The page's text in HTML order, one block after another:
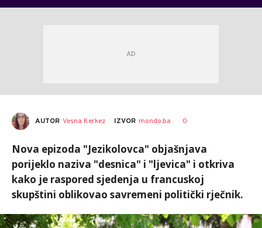
AUTOR Vesna Kerkez IZVOR mondo.ba 0
Nova epizoda "Jezikolovca" objašnjava
porijeklo naziva "desnica" i "ljevica" i otkriva
kako je raspored sjedenja u francuskoj
skupštini oblikovao savremeni politički rječnik.